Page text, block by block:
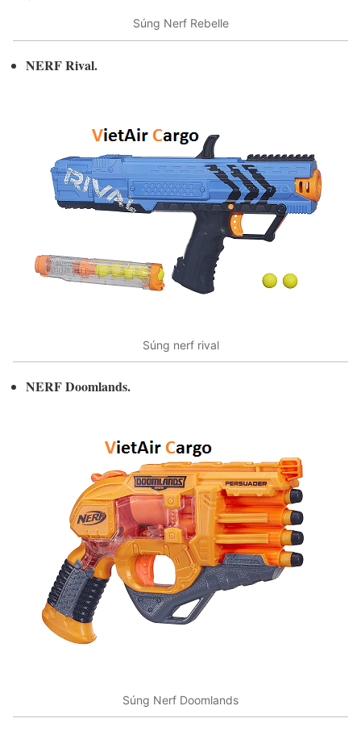
Súng Nerf Rebelle
NERF Rival.
Súng nerf rival
NERF Doomlands.
Súng Nerf Doomlands